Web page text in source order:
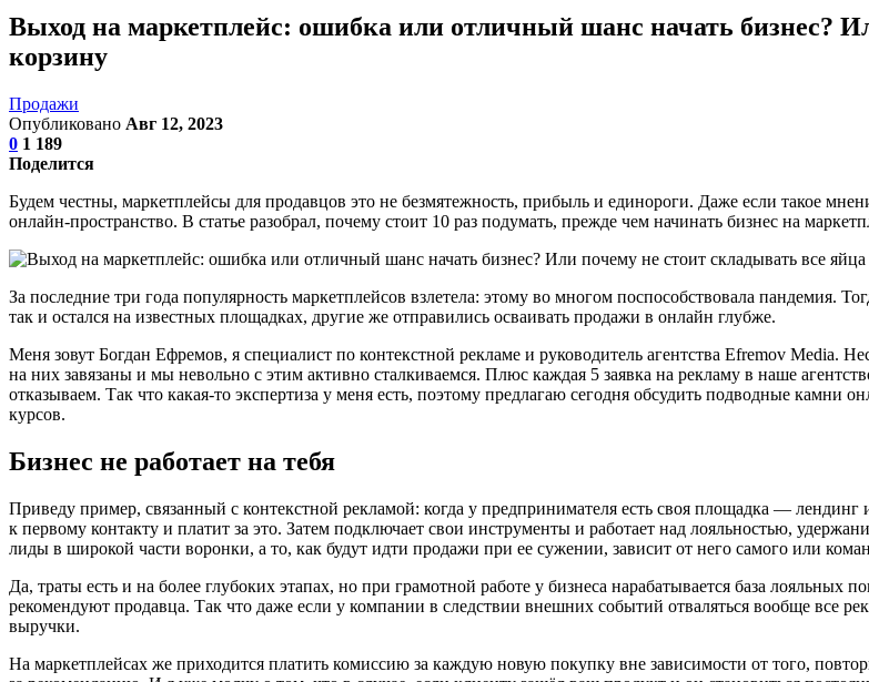
Выход на маркетплейс: ошибка или отличный шанс начать бизнес?
корзину
Продажи
Опубликовано Авг 12, 2023
0 1 189
Поделится
Будем честны, маркетплейсы для продавцов это не безмятежность, прибыль и единороги. Даже если такое
онлайн-пространство. В статье разобрал, почему стоит 10 раз подумать, прежде чем начинать бизнес на
За последние три года популярность маркетплейсов взлетела: этому во многом поспособствовала пандемия.
так и остался на известных площадках, другие же отправились осваивать продажи в онлайн глубже.
Меня зовут Богдан Ефремов, я специалист по контекстной рекламе и руководитель агентства Efremov Media.
на них завязаны и мы невольно с этим активно сталкиваемся. Плюс каждая 5 заявка на рекламу в наше
отказываем. Так что какая-то экспертиза у меня есть, поэтому предлагаю сегодня обсудить подводные
курсов.
Бизнес не работает на тебя
Приведу пример, связанный с контекстной рекламой: когда у предпринимателя есть своя площадка —
к первому контакту и платит за это. Затем подключает свои инструменты и работает над лояльностью,
лиды в широкой части воронки, а то, как будут идти продажи при ее сужении, зависит от него самого или
Да, траты есть и на более глубоких этапах, но при грамотной работе у бизнеса нарабатывается база
рекомендуют продавца. Так что даже если у компании в следствии внешних событий отваляться вообще все
выручки.
На маркетплейсах же приходится платить комиссию за каждую новую покупку вне зависимости от того,